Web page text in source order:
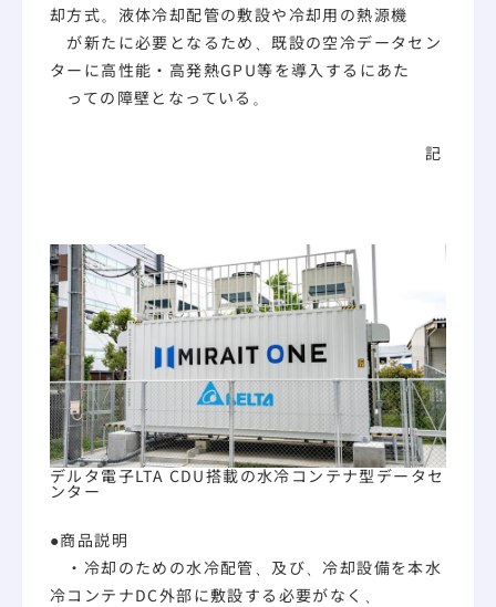
却方式。液体冷却配管の敷設や冷却用の熱源機
が新たに必要となるため、既設の空冷データセン
ターに高性能・高発熱GPU等を導入するにあた
っての障壁となっている。
記
デルタ電子LTA CDU搭載の水冷コンテナ型データセ
ンター
●商品説明
・冷却のための水冷配管、及び、冷却設備を本水
冷コンテナDC外部に敷設する必要がなく、